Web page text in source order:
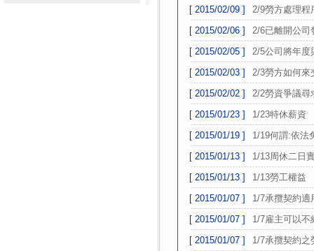
[ 2015/02/09 ]
2/9勞方處理程
[ 2015/02/06 ]
2/6已離開公司
[ 2015/02/05 ]
2/5公司將年度
[ 2015/02/03 ]
2/3勞方如何來
[ 2015/02/02 ]
2/2勞資爭議尋
[ 2015/01/23 ]
1/23特休薪資
[ 2015/01/19 ]
1/19何謂:依法
[ 2015/01/13 ]
1/13周休二日
[ 2015/01/13 ]
1/13勞工權益
[ 2015/01/07 ]
1/7承攬契約適
[ 2015/01/07 ]
1/7雇主可以不
[ 2015/01/07 ]
1/7承攬契約之